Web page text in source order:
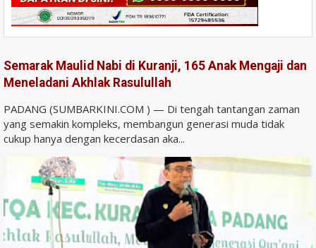
Semarak Maulid Nabi di Kuranji, 165 Anak Mengaji dan
Meneladani Akhlak Rasulullah
PADANG (SUMBARKINI.COM ) — Di tengah tantangan zaman
yang semakin kompleks, membangun generasi muda tidak
cukup hanya dengan kecerdasan aka...